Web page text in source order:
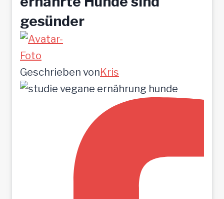
gesünder
Geschrieben vonKris